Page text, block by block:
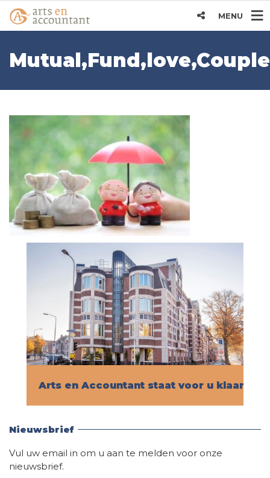
MENU
Arts en Accountant staat voor u klaar!
Nieuwsbrief
Vul uw email in om u aan te melden voor onze
nieuwsbrief.